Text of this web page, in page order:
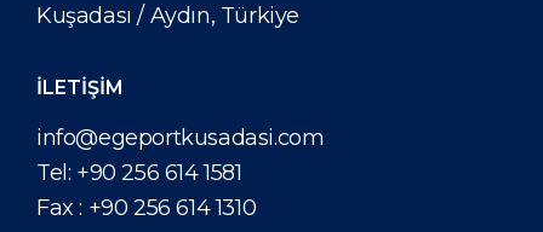
Kuşadası / Aydın, Türkiye
İLETİŞİM
info@egeportkusadasi.com
Tel: +90 256 614 1581
Fax : +90 256 614 1310